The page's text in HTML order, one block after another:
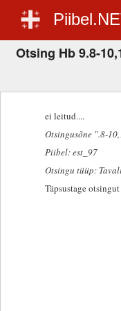
Otsing Hb 9.8-
ei leitud....
Otsingusõne ".8-
Piibel: est_97
Otsingu tüüp:
Täpsustage